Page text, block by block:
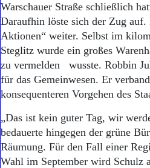
Warschauer Straße schließlich
Daraufhin löste sich der Zug auf.
Aktionen“ weiter. Selbst im
Steglitz wurde ein großes
zu vermelden wusste. Robbin
für das Gemeinwesen. Er
konsequenteren Vorgehen des
„Das ist kein guter Tag, wir
bedauerte hingegen der grüne
Räumung. Für den Fall einer
Wahl im September wird